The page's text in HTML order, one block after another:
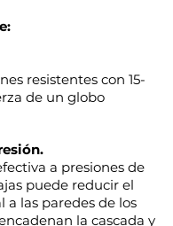
resistentes con 15-
de un globo
a presiones de
puede reducir el
a las paredes de los
la cascada y